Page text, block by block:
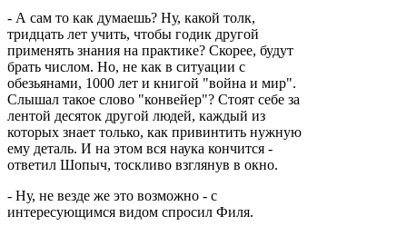
- А сам то как думаешь? Ну, какой толк,
тридцать лет учить, чтобы годик другой
применять знания на практике? Скорее, будут
брать числом. Но, не как в ситуации с
обезьянами, 1000 лет и книгой "война и мир".
Слышал такое слово "конвейер"? Стоят себе за
лентой десяток другой людей, каждый из
которых знает только, как привинтить нужную
ему деталь. И на этом вся наука кончится -
ответил Шопыч, тоскливо взглянув в окно.
- Ну, не везде же это возможно - с
интересующимся видом спросил Филя.